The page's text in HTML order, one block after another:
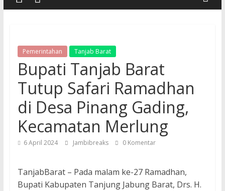
Pemerintahan Tanjab Barat
Bupati Tanjab Barat
Tutup Safari Ramadhan
di Desa Pinang Gading,
Kecamatan Merlung
6 April 2024 Jambibreaks 0 Komentar
TanjabBarat – Pada malam ke-27 Ramadhan,
Bupati Kabupaten Tanjung Jabung Barat, Drs. H.